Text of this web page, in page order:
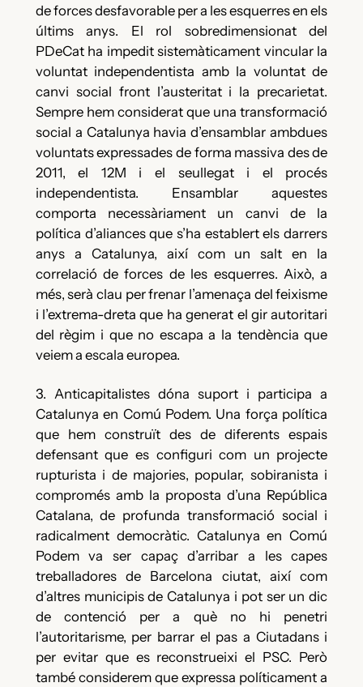
de forces desfavorable per a les esquerres en els
últims anys. El rol sobredimensionat del
PDeCat ha impedit sistemàticament vincular la
voluntat independentista amb la voluntat de
canvi social front l’austeritat i la precarietat.
Sempre hem considerat que una transformació
social a Catalunya havia d’ensamblar ambdues
voluntats expressades de forma massiva des de
2011, el 12M i el seullegat i el procés
independentista. Ensamblar aquestes
comporta necessàriament un canvi de la
política d’aliances que s’ha establert els darrers
anys a Catalunya, així com un salt en la
correlació de forces de les esquerres. Això, a
més, serà clau per frenar l’amenaça del feixisme
i l’extrema-dreta que ha generat el gir autoritari
del règim i que no escapa a la tendència que
veiem a escala europea.
3. Anticapitalistes dóna suport i participa a
Catalunya en Comú Podem. Una força política
que hem construït des de diferents espais
defensant que es configuri com un projecte
rupturista i de majories, popular, sobiranista i
compromés amb la proposta d’una República
Catalana, de profunda transformació social i
radicalment democràtic. Catalunya en Comú
Podem va ser capaç d’arribar a les capes
treballadores de Barcelona ciutat, així com
d’altres municipis de Catalunya i pot ser un dic
de contenció per a què no hi penetri
l’autoritarisme, per barrar el pas a Ciutadans i
per evitar que es reconstrueixi el PSC. Però
també considerem que expressa políticament a